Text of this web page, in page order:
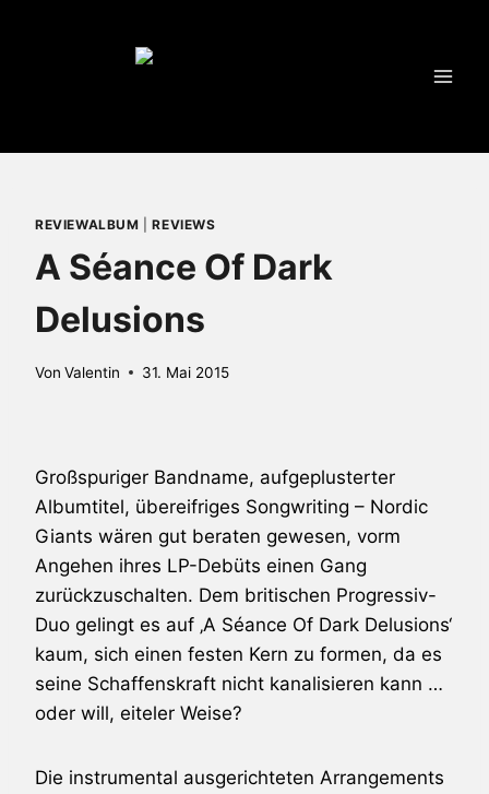
REVIEWALBUM |REVIEWS
A Séance Of Dark
Delusions
Von Valentin 31. Mai 2015
Großspuriger Bandname, aufgeplusterter
Albumtitel, übereifriges Songwriting – Nordic
Giants wären gut beraten gewesen, vorm
Angehen ihres LP-Debüts einen Gang
zurückzuschalten. Dem britischen Progressiv-
Duo gelingt es auf ‚A Séance Of Dark Delusions‘
kaum, sich einen festen Kern zu formen, da es
seine Schaffenskraft nicht kanalisieren kann …
oder will, eiteler Weise?
Die instrumental ausgerichteten Arrangements